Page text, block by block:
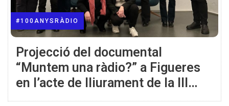
#100ANYSRÀDIO
Projecció del documental
“Muntem una ràdio?” a Figueres
en l’acte de lliurament de la III
Beca Minobis